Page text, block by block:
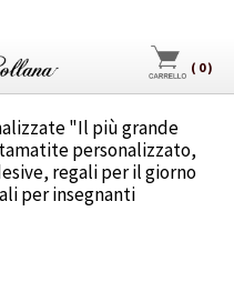
( 0)
"Il più grande
personalizzato,
regali per il giorno
per insegnanti